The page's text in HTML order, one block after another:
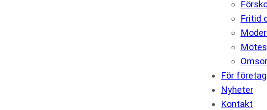
Fritid
För företag
Nyheter
Kontakt